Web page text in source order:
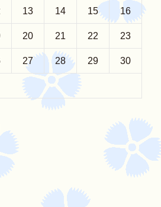
13 14 15 16
20 21 22 23
27 28 29 30